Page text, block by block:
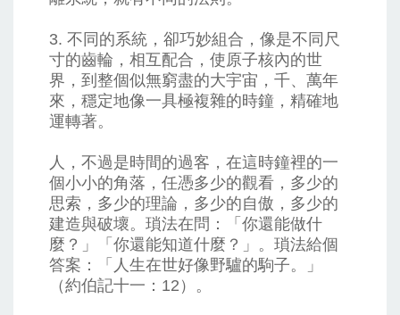
3. 不同的系統，卻巧妙組合，像是不同尺
寸的齒輪，相互配合，使原子核內的世
界，到整個似無窮盡的大宇宙，千、萬年
來，穩定地像一具極複雜的時鐘，精確地
運轉著。
人，不過是時間的過客，在這時鐘裡的一
個小小的角落，任憑多少的觀看，多少的
思索，多少的理論，多少的自傲，多少的
建造與破壞。瑣法在問：「你還能做什
麼？」「你還能知道什麼？」。瑣法給個
答案：「人生在世好像野驢的駒子。」
（約伯記十一：12）。